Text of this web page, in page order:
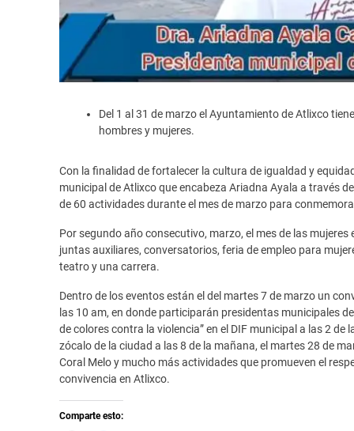
Del 1 al 31 de marzo el Ayuntamiento de Atlixco
hombres y mujeres.
Con la finalidad de fortalecer la cultura de igualdad y
municipal de Atlixco que encabeza Ariadna Ayala a través
de 60 actividades durante el mes de marzo para
Por segundo año consecutivo, marzo, el mes de las
juntas auxiliares, conversatorios, feria de empleo para
teatro y una carrera.
Dentro de los eventos están el del martes 7 de marzo un
las 10 am, en donde participarán presidentas municipales
de colores contra la violencia” en el DIF municipal a las 2 de
zócalo de la ciudad a las 8 de la mañana, el martes 28 de
Coral Melo y mucho más actividades que promueven el
convivencia en Atlixco.
Comparte esto: